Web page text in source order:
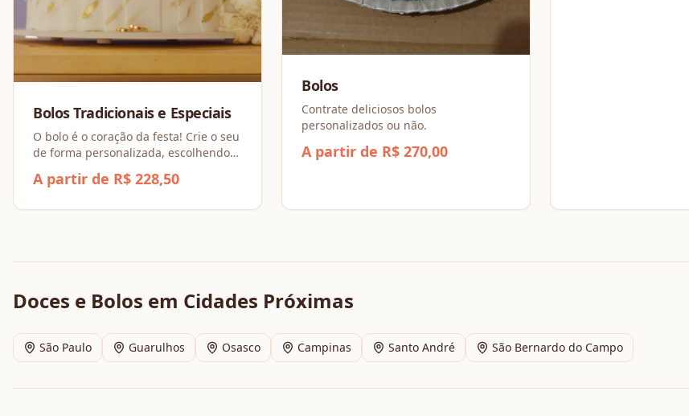
Bolos Tradicionais e Especiais
O bolo é o coração da festa! Crie o seu
de forma personalizada, escolhendo
Chocolate) e combinando recheios
A partir de R$ 228,50
Bolos
Contrate deliciosos bolos
personalizados ou não.
A partir de R$ 270,00
Doces e Bolos em Cidades Próximas
São Paulo Guarulhos Osasco Campinas Santo André São Bernardo do Campo